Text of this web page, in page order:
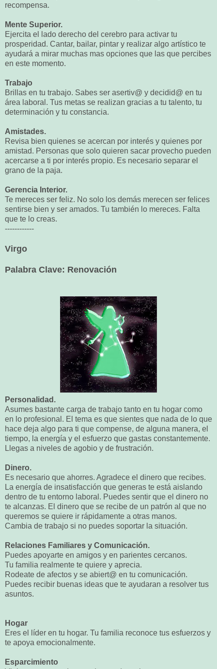
recompensa.
Mente Superior.
Ejercita el lado derecho del cerebro para activar tu
prosperidad. Cantar, bailar, pintar y realizar algo artístico te
ayudará a mirar muchas mas opciones que las que percibes
en este momento.
Trabajo
Brillas en tu trabajo. Sabes ser asertiv@ y decidid@ en tu
área laboral. Tus metas se realizan gracias a tu talento, tu
determinación y tu constancia.
Amistades.
Revisa bien quienes se acercan por interés y quienes por
amistad. Personas que solo quieren sacar provecho pueden
acercarse a ti por interés propio. Es necesario separar el
grano de la paja.
Gerencia Interior.
Te mereces ser feliz. No solo los demás merecen ser felices
sentirse bien y ser amados. Tu también lo mereces. Falta
que te lo creas.
------------
Virgo
Palabra Clave: Renovación
Personalidad.
Asumes bastante carga de trabajo tanto en tu hogar como
en lo profesional. El tema es que sientes que nada de lo que
hace deja algo para ti que compense, de alguna manera, el
tiempo, la energía y el esfuerzo que gastas constantemente.
Llegas a niveles de agobio y de frustración.
Dinero.
Es necesario que ahorres. Agradece el dinero que recibes.
La energía de insatisfacción que generas te está aislando
dentro de tu entorno laboral. Puedes sentir que el dinero no
te alcanzas. El dinero que se recibe de un patrón al que no
queremos se quiere ir rápidamente a otras manos.
Cambia de trabajo si no puedes soportar la situación.
Relaciones Familiares y Comunicación.
Puedes apoyarte en amigos y en parientes cercanos.
Tu familia realmente te quiere y aprecia.
Rodeate de afectos y se abiert@ en tu comunicación.
Puedes recibir buenas ideas que te ayudaran a resolver tus
asuntos.
Hogar
Eres el líder en tu hogar. Tu familia reconoce tus esfuerzos y
te apoya emocionalmente.
Esparcimiento